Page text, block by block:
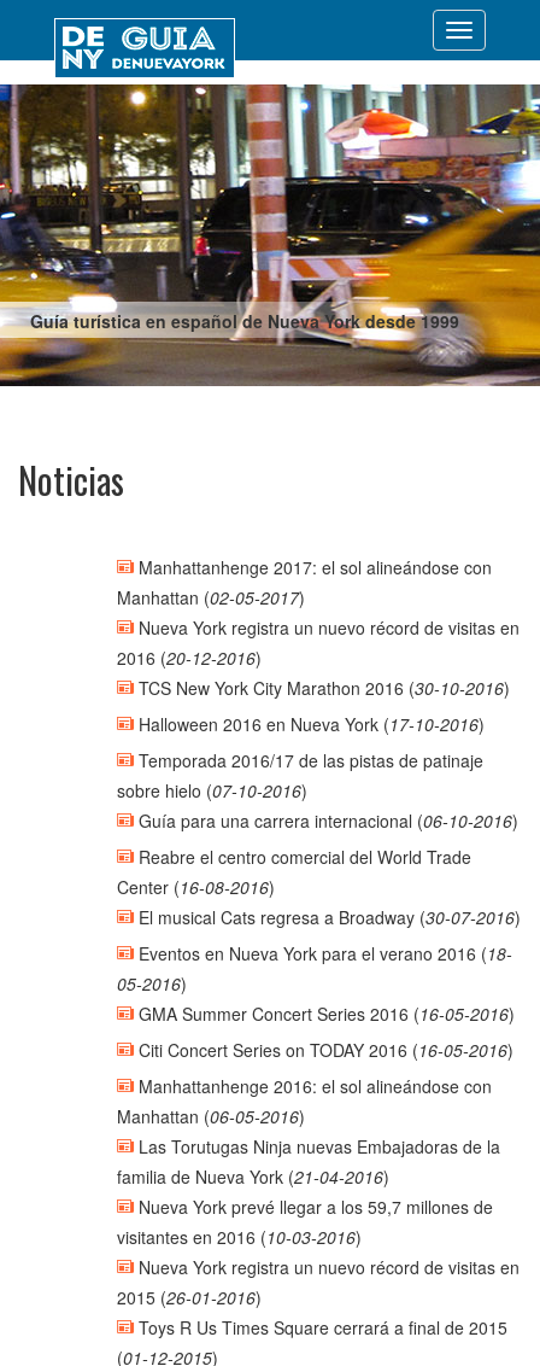
Guía turística en español de Nueva York desde 1999
Desplegar
Noticias
Manhattanhenge 2017: el sol alineándose con
Manhattan (02-05-2017)
Nueva York registra un nuevo récord de visitas en
2016 (20-12-2016)
TCS New York City Marathon 2016 (30-10-2016)
Halloween 2016 en Nueva York(17-10-2016)
Temporada 2016/17 de las pistas de patinaje
sobre hielo (07-10-2016)
Guía para una carrera internacional (06-10-2016)
Reabre el centro comercial del World Trade
Center(16-08-2016)
El musical Cats regresa a Broadway(30-07-2016)
Eventos en Nueva York para el verano 2016 (18-
05-2016)
GMA Summer Concert Series 2016 (16-05-2016)
Citi Concert Series on TODAY 2016 (16-05-2016)
Manhattanhenge 2016: el sol alineándose con
Manhattan (06-05-2016)
Las Torutugas Ninja nuevas Embajadoras de la
familia de Nueva York(21-04-2016)
Nueva York prevé llegar a los 59,7 millones de
visitantes en 2016 (10-03-2016)
Nueva York registra un nuevo récord de visitas en
2015(26-01-2016)
Toys R Us Times Square cerrará a final de 2015
(01-12-2015)